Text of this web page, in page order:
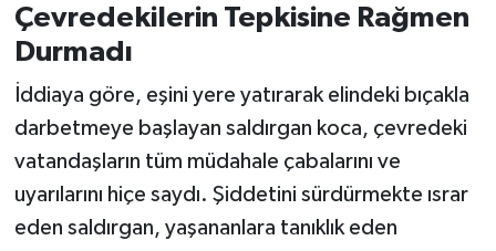
Çevredekilerin Tepkisine Rağmen
Durmadı
İddiaya göre, eşini yere yatırarak elindeki bıçakla
darbetmeye başlayan saldırgan koca, çevredeki
vatandaşların tüm müdahale çabalarını ve
uyarılarını hiçe saydı. Şiddetini sürdürmekte ısrar
eden saldırgan, yaşananlara tanıklık eden